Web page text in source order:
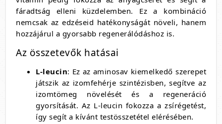
fáradtság elleni küzdelemben. Ez a kombináció
nemcsak az edzéseid hatékonyságát növeli, hanem
hozzájárul a gyorsabb regenerálódáshoz is.
Az összetevők hatásai
L-leucin: Ez az aminosav kiemelkedő szerepet
játszik az izomfehérje szintézisben, segítve az
izomtömeg növelését és a regeneráció
gyorsítását. Az L-leucin fokozza a zsírégetést,
így segít a kívánt testösszetétel elérésében.